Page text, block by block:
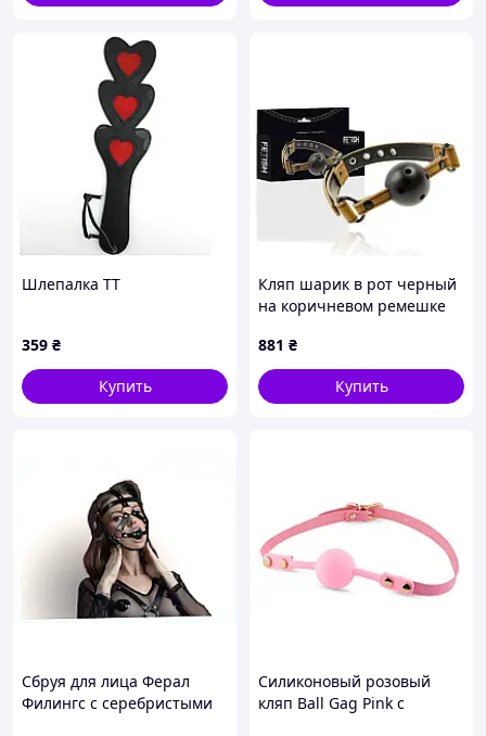
Шлепалка TT
359 ₴
Купить
Кляп шарик в рот черный
на коричневом ремешке
Breathable Gag Talla
881 ₴
Купить
Сбруя для лица Ферал
Филингс с серебристыми
Силиконовый розовый
кляп Ball Gag Pink с